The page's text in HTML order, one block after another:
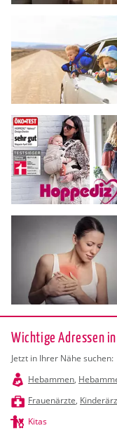
Wichtige Adressen
Jetzt in Ihrer Nähe suchen:
Hebammen,
Frauenärzte,
Kitas